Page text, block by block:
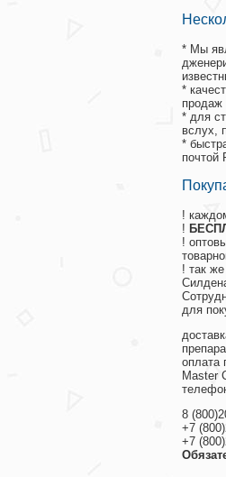
* Мы
*
продаж
* для
вслух,
*
почтой
!
!
!
! так
для
оплата
Master
8 (800
+7 (800
+7 (800